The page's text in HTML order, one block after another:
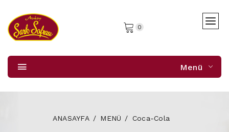
0
Menü
ANASAYFA MENÜ Coca-Cola